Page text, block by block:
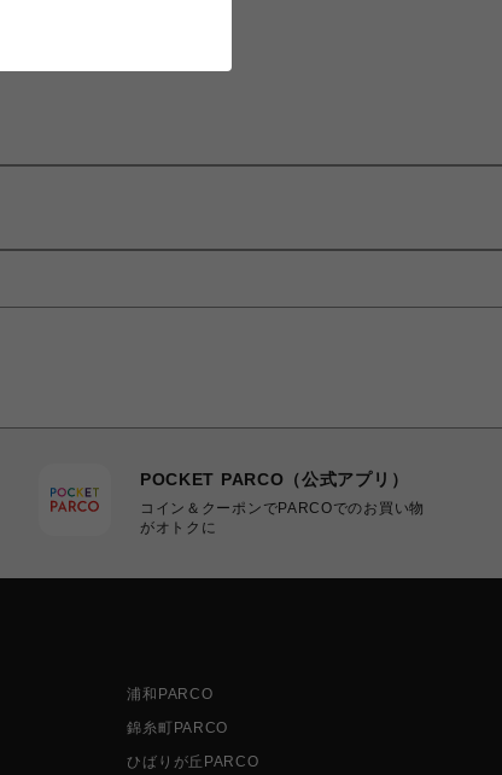
POCKET PARCO（公式アプリ）
コイン＆クーポンでPARCOでのお買い物
がオトクに
浦和PARCO
錦糸町PARCO
ひばりが丘PARCO